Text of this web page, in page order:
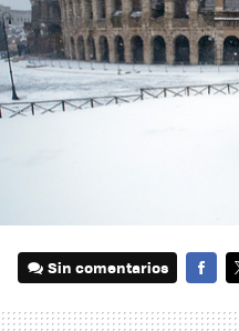
Sin comentarios